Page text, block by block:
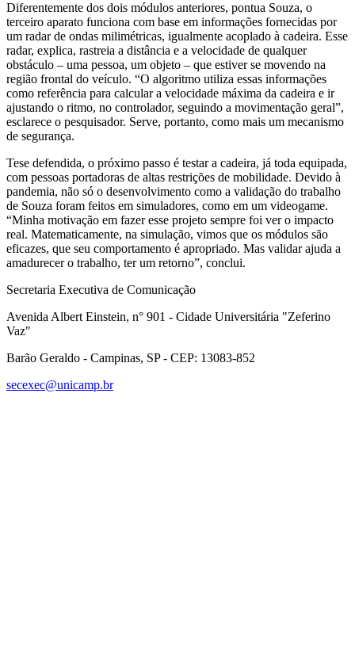
Diferentemente dos dois módulos anteriores, pontua Souza, o
terceiro aparato funciona com base em informações fornecidas por
um radar de ondas milimétricas, igualmente acoplado à cadeira. Esse
radar, explica, rastreia a distância e a velocidade de qualquer
obstáculo – uma pessoa, um objeto – que estiver se movendo na
região frontal do veículo. “O algoritmo utiliza essas informações
como referência para calcular a velocidade máxima da cadeira e ir
ajustando o ritmo, no controlador, seguindo a movimentação geral”,
esclarece o pesquisador. Serve, portanto, como mais um mecanismo
de segurança.
Tese defendida, o próximo passo é testar a cadeira, já toda equipada,
com pessoas portadoras de altas restrições de mobilidade. Devido à
pandemia, não só o desenvolvimento como a validação do trabalho
de Souza foram feitos em simuladores, como em um videogame.
“Minha motivação em fazer esse projeto sempre foi ver o impacto
real. Matematicamente, na simulação, vimos que os módulos são
eficazes, que seu comportamento é apropriado. Mas validar ajuda a
amadurecer o trabalho, ter um retorno”, conclui.
Secretaria Executiva de Comunicação
Avenida Albert Einstein, n° 901 - Cidade Universitária "Zeferino
Vaz"
Barão Geraldo - Campinas, SP - CEP: 13083-852
secexec@unicamp.br